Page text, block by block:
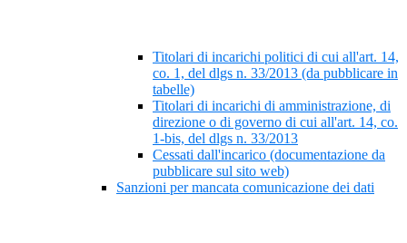
Titolari di incarichi politici di cui all'art. 14,
co. 1, del dlgs n. 33/2013 (da pubblicare in
tabelle)
Titolari di incarichi di amministrazione, di
direzione o di governo di cui all'art. 14, co.
1-bis, del dlgs n. 33/2013
Cessati dall'incarico (documentazione da
pubblicare sul sito web)
Sanzioni per mancata comunicazione dei dati